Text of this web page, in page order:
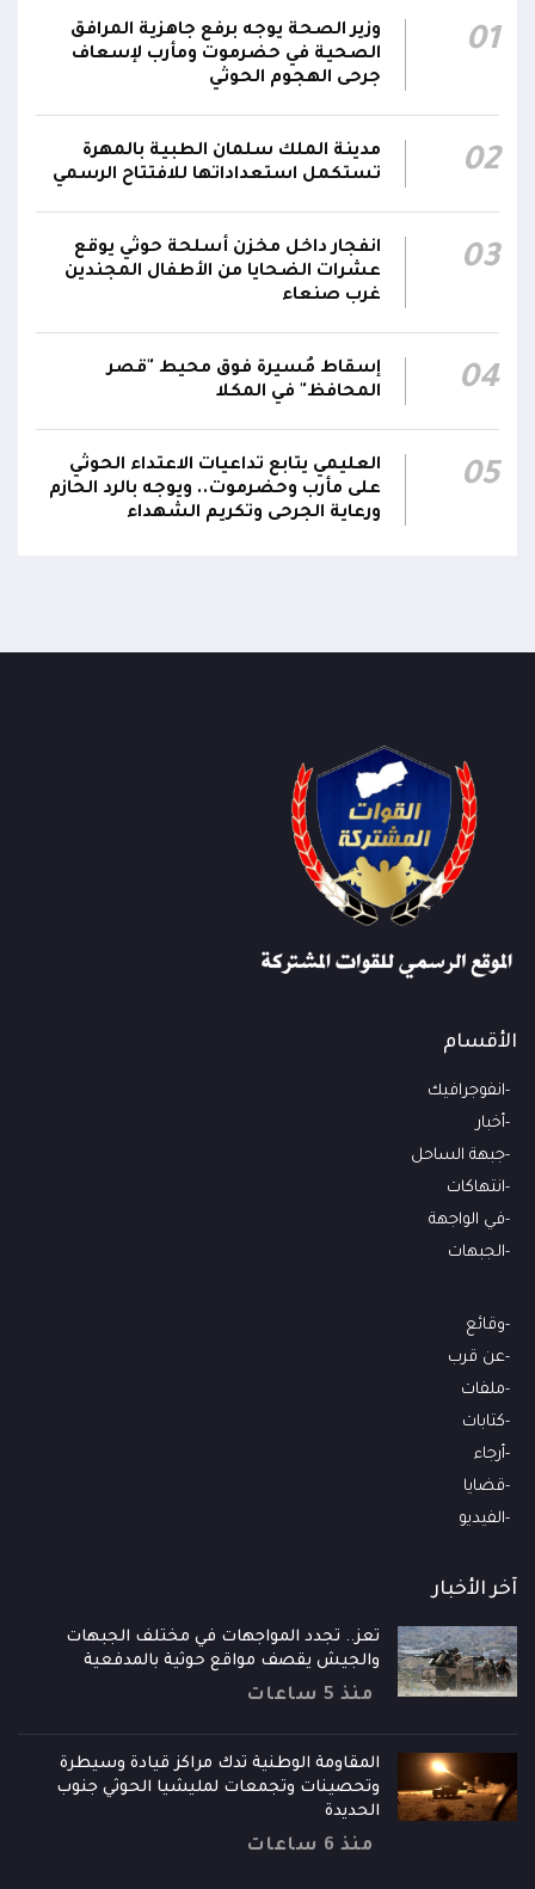
الجبهات والمحاور التابعة للقوات المسلحة،
بمختلف تشكيلاتها ووحداتها ومنتسبيها
06:00
استهداف وحداتنا دون رد وسنتعامل مع أي اعتداء
جديد بالإجراءات العسكرية اللازمة والحازمة، وفقاً
لتوجيهات القيادة السياسية والعسكرية
ومقتضيات الموقف العملياتي
الناطق باسم القوات المسلحة: العملية جسدت
وحدة المحاور والقيادة والسيطرة للقوات المسلحة
01
وزير الصحة يوجه برفع جاهزية المرافق
الصحية في حضرموت ومأرب لإسعاف
جرحى الهجوم الحوثي
02
مدينة الملك سلمان الطبية بالمهرة
تستكمل استعداداتها للافتتاح الرسمي
03
انفجار داخل مخزن أسلحة حوثي يوقع
عشرات الضحايا من الأطفال المجندين
غرب صنعاء
04
إسقاط مُسيرة فوق محيط "قصر
المحافظ" في المكلا
05
العليمي يتابع تداعيات الاعتداء الحوثي
على مأرب وحضرموت.. ويوجه بالرد الحازم
ورعاية الجرحى وتكريم الشهداء
الأقسام
انفوجرافيك
أخبار
جبهة الساحل
انتهاكات
في الواجهة
الجبهات
وقائع
عن قرب
ملفات
كتابات
أرجاء
قضايا
الفيديو
آخر الأخبار
تعز.. تجدد المواجهات في مختلف الجبهات
والجيش يقصف مواقع حوثية بالمدفعية
منذ 5 ساعات
المقاومة الوطنية تدك مراكز قيادة وسيطرة
وتحصينات وتجمعات لمليشيا الحوثي جنوب
الحديدة
منذ 6 ساعات